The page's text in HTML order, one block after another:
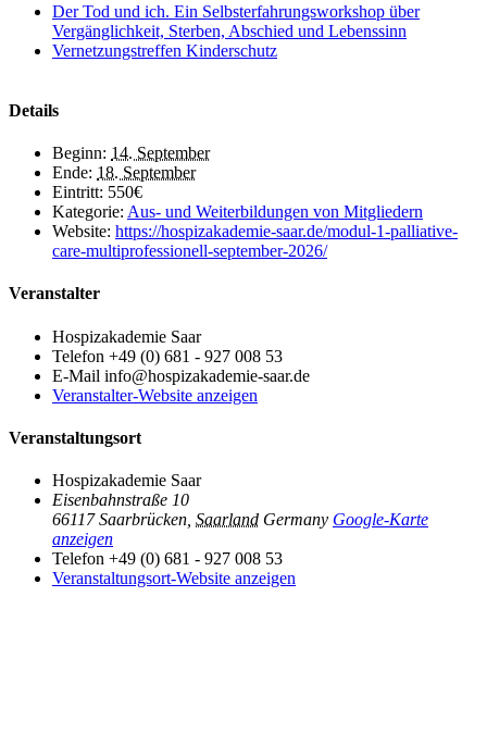
Der Tod und ich. Ein Selbsterfahrungsworkshop über
Vergänglichkeit, Sterben, Abschied und Lebenssinn
Vernetzungstreffen Kinderschutz
Details
Beginn: 14. September
Ende: 18. September
Eintritt: 550€
Kategorie: Aus- und Weiterbildungen von Mitgliedern
Website: https://hospizakademie-saar.de/modul-1-palliative-
care-multiprofessionell-september-2026/
Veranstalter
Hospizakademie Saar
Telefon +49 (0) 681 - 927 008 53
E-Mail info@hospizakademie-saar.de
Veranstalter-Website anzeigen
Veranstaltungsort
Hospizakademie Saar
Eisenbahnstraße 10
66117 Saarbrücken Saarland Germany Google-Karte
anzeigen
Telefon +49 (0) 681 - 927 008 53
Veranstaltungsort-Website anzeigen